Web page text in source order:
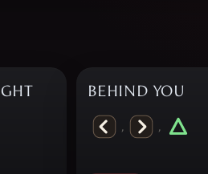
BEHIND YOU
, ,